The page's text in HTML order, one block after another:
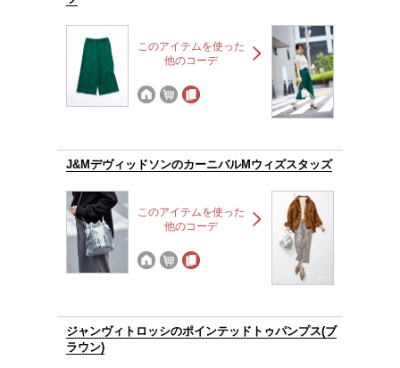
このアイテムを使った
他のコーデ
J&MデヴィッドソンのカーニバルMウィズスタッズ
このアイテムを使った
他のコーデ
ジャンヴィトロッシのポインテッドトゥパンプス(ブ
ラウン)